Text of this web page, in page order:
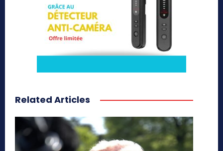
Related Articles